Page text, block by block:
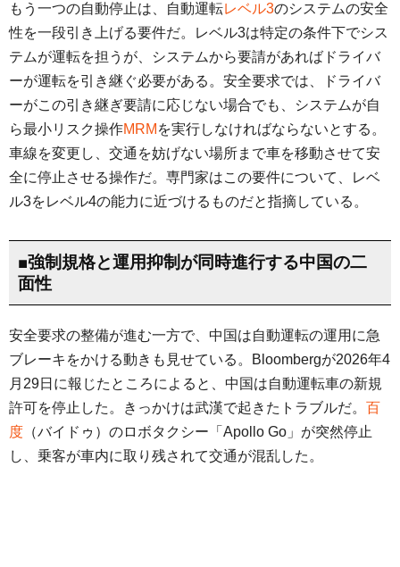
もう一つの自動停止は、自動運転レベル3のシステムの安全
性を一段引き上げる要件だ。レベル3は特定の条件下でシス
テムが運転を担うが、システムから要請があればドライバ
ーが運転を引き継ぐ必要がある。安全要求では、ドライバ
ーがこの引き継ぎ要請に応じない場合でも、システムが自
ら最小リスク操作MRM を実行しなければならないとする。
車線を変更し、交通を妨げない場所まで車を移動させて安
全に停止させる操作だ。専門家はこの要件について、レベ
ル3をレベル4の能力に近づけるものだと指摘している。
■強制規格と運用抑制が同時進行する中国の二
面性
安全要求の整備が進む一方で、中国は自動運転の運用に急
ブレーキをかける動きも見せている。Bloombergが2026年4
月29日に報じたところによると、中国は自動運転車の新規
許可を停止した。きっかけは武漢で起きたトラブルだ。 百
度 （バイドゥ）のロボタクシー「Apollo Go」が突然停止
し、乗客が車内に取り残されて交通が混乱した。